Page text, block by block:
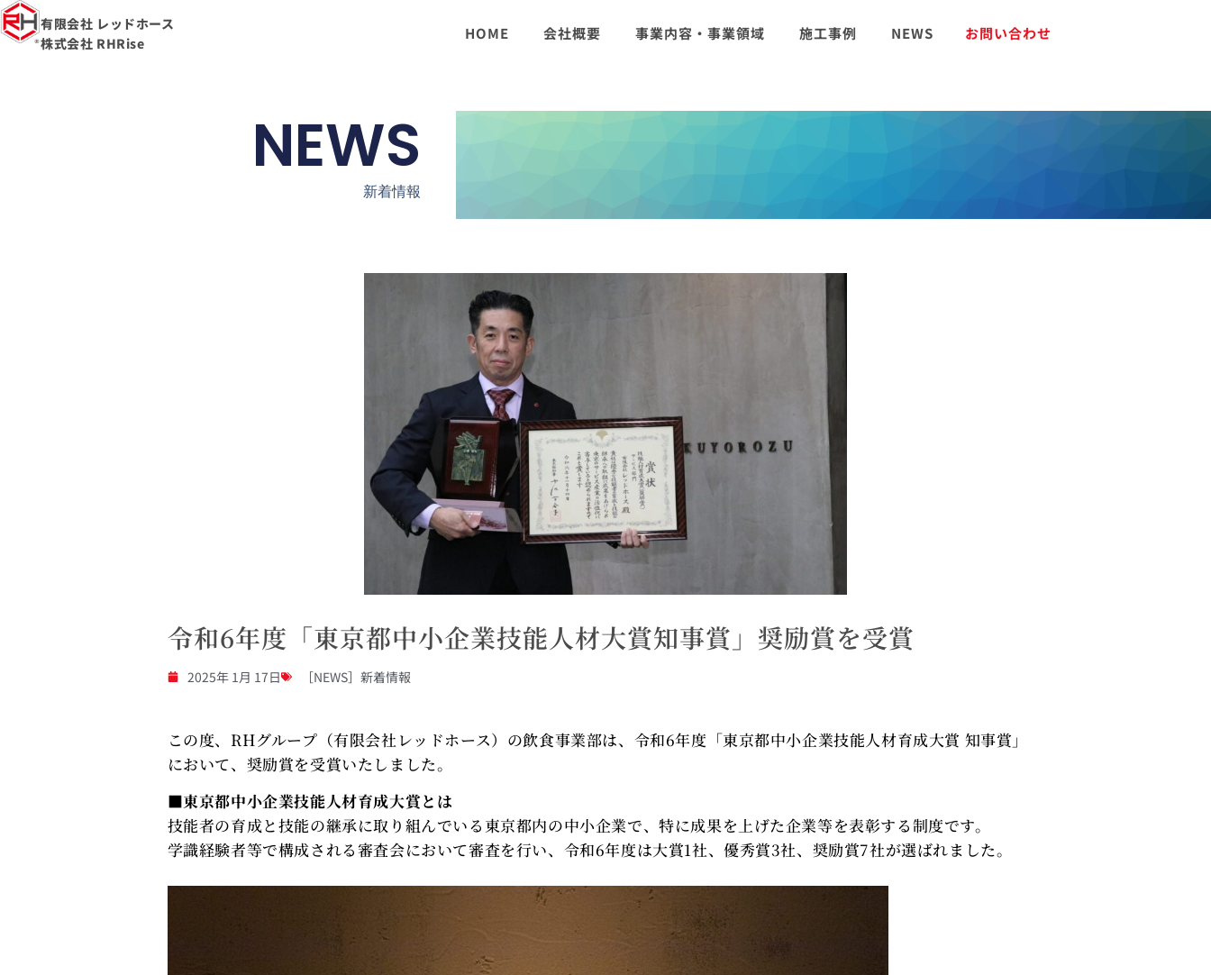
有限会社 レッドホース
株式会社 RHRise
HOME 会社概要 事業内容・事業領域 施工事例 NEWS お問い合わせ
NEWS
新着情報
令和6年度「東京都中小企業技能人材大賞知事賞」奨励賞を受賞
2025年 1月 17日 ［NEWS］新着情報
この度、RHグループ（有限会社レッドホース）の飲食事業部は、令和6年度「東京都中小企業技能人材育成大賞 知事賞」
において、奨励賞を受賞いたしました。
■東京都中小企業技能人材育成大賞とは
技能者の育成と技能の継承に取り組んでいる東京都内の中小企業で、特に成果を上げた企業等を表彰する制度です。
学識経験者等で構成される審査会において審査を行い、令和6年度は大賞1社、優秀賞3社、奨励賞7社が選ばれました。